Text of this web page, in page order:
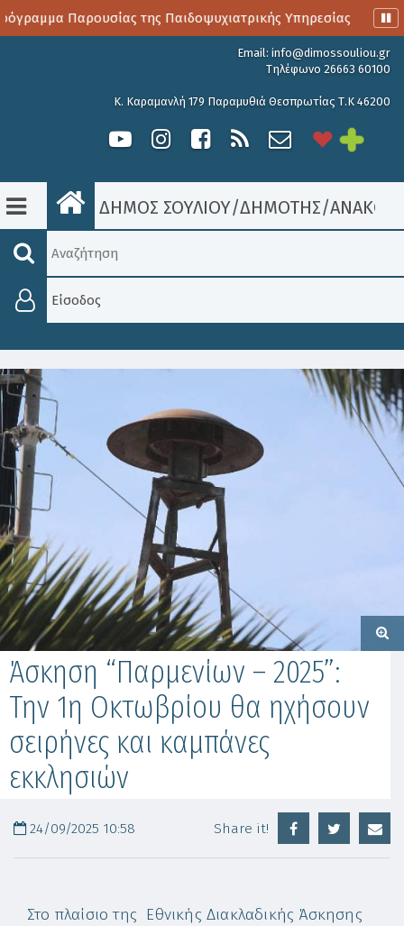
Παρουσίας της Παιδοψυχιατρικής Υπηρεσίας
Email: info@dimossouliou.gr
Τηλέφωνο 26663 60100
Κ. Καραμανλή 179 Παραμυθιά Θεσπρωτίας Τ.Κ 46200
ΔΗΜΟΣ ΣΟΥΛΙΟΥ/ΔΗΜΟΤΗΣ/
Είσοδος
Άσκηση “Παρμενίων – 2025”:
Την 1η Οκτωβρίου θα ηχήσουν
σειρήνες και καμπάνες
εκκλησιών
24/09/2025 10:58 Share it!
Στο πλαίσιο της Εθνικής Διακλαδικής Άσκησης